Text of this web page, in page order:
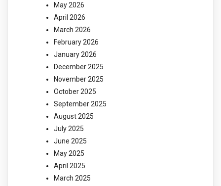
May 2026
April 2026
March 2026
February 2026
January 2026
December 2025
November 2025
October 2025
September 2025
August 2025
July 2025
June 2025
May 2025
April 2025
March 2025